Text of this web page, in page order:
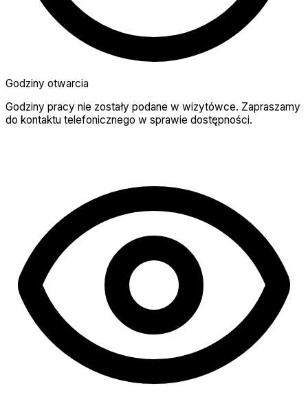
Godziny otwarcia
Godziny pracy nie zostały podane w wizytówce. Zapraszamy
do kontaktu telefonicznego w sprawie dostępności.